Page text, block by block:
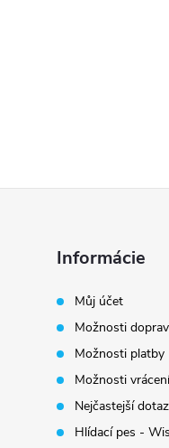
Informácie
Můj účet
Možnosti
Možnosti platby
Možnosti
Nejčastejší
Hlídací pes -